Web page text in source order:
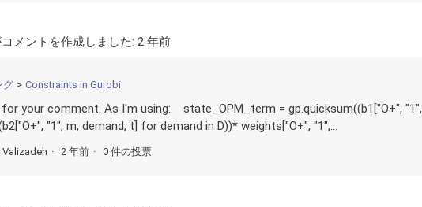
メントを作成しました: 2 年前
グ Constraints in Gurobi
for your comment. As I'm using: state_OPM_term = gp.quicksum((b1["O+", "1",
"1", m, demand, t] for demand in D))* weights["O+", "1",...
2 年前 0 件の投票